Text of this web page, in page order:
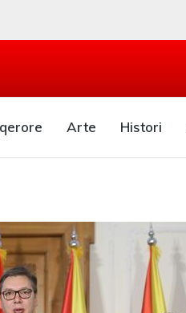
Arte Histori